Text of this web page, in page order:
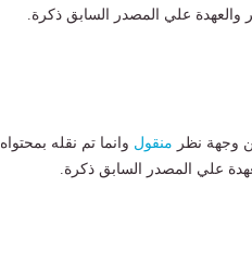
علي المصدر السابق ذكرة.
وجهة نظر منقول وانما تم نقله بمحتواه
علي المصدر السابق ذكرة.